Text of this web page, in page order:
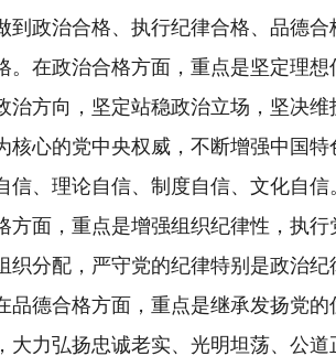
到政治合格、执行纪律合格、品德合
。在政治合格方面，重点是坚定理想
治方向，坚定站稳政治立场，坚决维
核心的党中央权威，不断增强中国
信、理论自信、制度自信、文化自信
方面，重点是增强组织纪律性，执行
织分配，严守党的纪律特别是政治纪
品德合格方面，重点是继承发扬党的
大力弘扬忠诚老实、光明坦荡、公道